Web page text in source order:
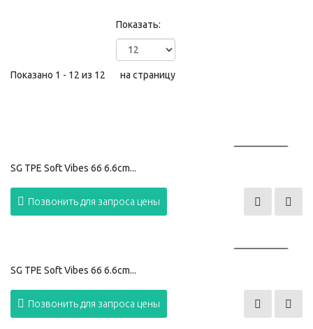
Показано 1 - 12 из 12
Показать:
на страницу
SG TPE Soft Vibes 66 6.6cm...
Позвонить для запроса цены
SG TPE Soft Vibes 66 6.6cm...
Позвонить для запроса цены